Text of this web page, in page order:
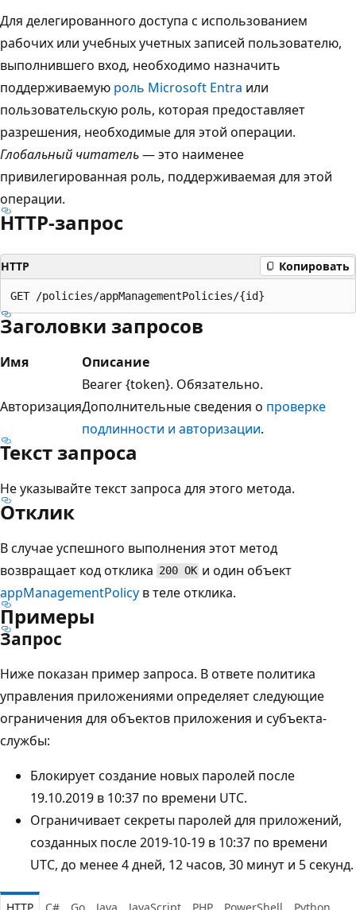
Для делегированного доступа с использованием
рабочих или учебных учетных записей пользователю,
выполнившего вход, необходимо назначить
поддерживаемую роль Microsoft Entra или
пользовательскую роль, которая предоставляет
разрешения, необходимые для этой операции.
Глобальный читатель— это наименее
привилегированная роль, поддерживаемая для этой
операции.
HTTP-запрос
HTTP Копировать
Заголовки запросов
Имя Описание
Авторизация
Bearer {token}. Обязательно.
Дополнительные сведения о проверке
подлинности и авторизации.
Текст запроса
Не указывайте текст запроса для этого метода.
Отклик
В случае успешного выполнения этот метод
возвращает код отклика 200 OK и один объект
appManagementPolicy в теле отклика.
Примеры
Запрос
Ниже показан пример запроса. В ответе политика
управления приложениями определяет следующие
ограничения для объектов приложения и субъекта-
службы:
Блокирует создание новых паролей после
19.10.2019 в 10:37 по времени UTC.
Ограничивает секреты паролей для приложений,
созданных после 2019-10-19 в 10:37 по времени
UTC, до менее 4 дней, 12 часов, 30 минут и 5 секунд.
HTTP C# Go Java JavaScript PHP PowerShell Python